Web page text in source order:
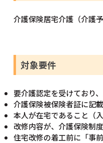
介護保険居宅介護（介護
対象要件
要介護認定を受けており
介護保険被保険者証に記
本人が在宅であること（
改修内容が、介護保険制
住宅改修の着工前に「事